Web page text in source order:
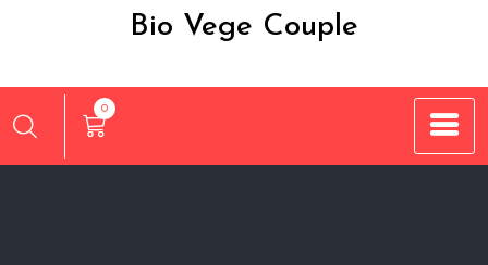
Bio Vege Couple
0